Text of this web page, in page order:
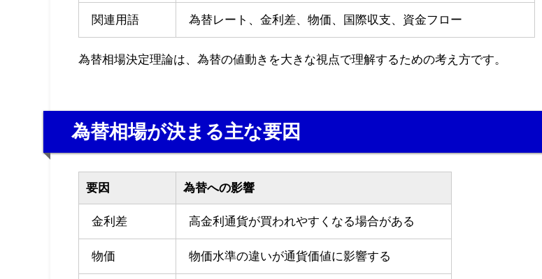
関連用語 為替レート、金利差、物価、国際収支、資金フロー
為替相場決定理論は、為替の値動きを大きな視点で理解するための考え方です。
為替相場が決まる主な要因
要因 為替への影響
金利差 高金利通貨が買われやすくなる場合がある
物価 物価水準の違いが通貨価値に影響する